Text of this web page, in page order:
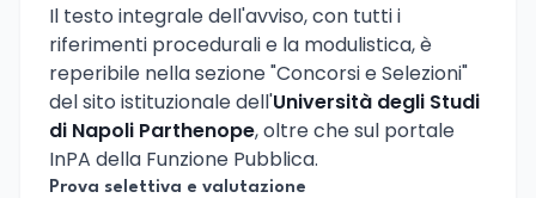
Il testo integrale dell'avviso, con tutti i
riferimenti procedurali e la modulistica, è
reperibile nella sezione "Concorsi e Selezioni"
del sito istituzionale dell'Università degli Studi
di Napoli Parthenope, oltre che sul portale
InPA della Funzione Pubblica.
Prova selettiva e valutazione